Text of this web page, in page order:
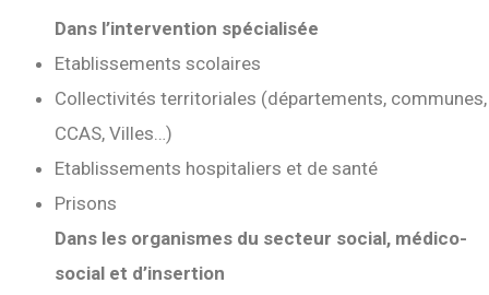
Dans l’intervention spécialisée
Etablissements scolaires
Collectivités territoriales (départements, communes,
CCAS, Villes…)
Etablissements hospitaliers et de santé
Prisons
Dans les organismes du secteur social, médico-
social et d’insertion